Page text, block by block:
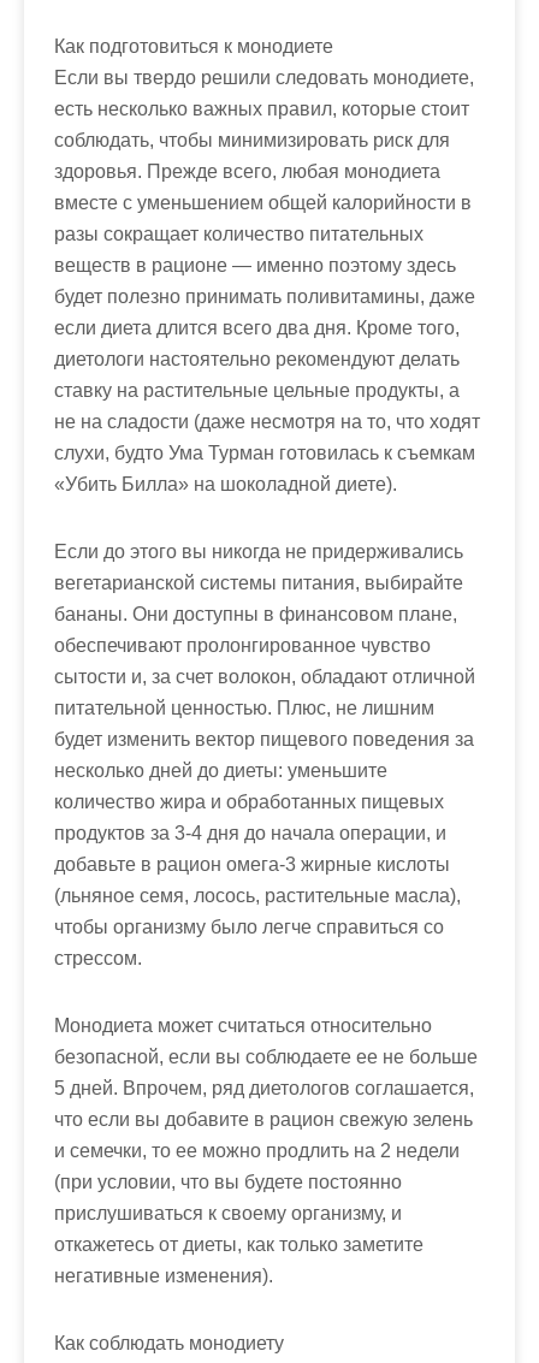
Как подготовиться к монодиете
Если вы твердо решили следовать монодиете,
есть несколько важных правил, которые стоит
соблюдать, чтобы минимизировать риск для
здоровья. Прежде всего, любая монодиета
вместе с уменьшением общей калорийности в
разы сокращает количество питательных
веществ в рационе — именно поэтому здесь
будет полезно принимать поливитамины, даже
если диета длится всего два дня. Кроме того,
диетологи настоятельно рекомендуют делать
ставку на растительные цельные продукты, а
не на сладости (даже несмотря на то, что ходят
слухи, будто Ума Турман готовилась к съемкам
«Убить Билла» на шоколадной диете).
Если до этого вы никогда не придерживались
вегетарианской системы питания, выбирайте
бананы. Они доступны в финансовом плане,
обеспечивают пролонгированное чувство
сытости и, за счет волокон, обладают отличной
питательной ценностью. Плюс, не лишним
будет изменить вектор пищевого поведения за
несколько дней до диеты: уменьшите
количество жира и обработанных пищевых
продуктов за 3-4 дня до начала операции, и
добавьте в рацион омега-3 жирные кислоты
(льняное семя, лосось, растительные масла),
чтобы организму было легче справиться со
стрессом.
Монодиета может считаться относительно
безопасной, если вы соблюдаете ее не больше
5 дней. Впрочем, ряд диетологов соглашается,
что если вы добавите в рацион свежую зелень
и семечки, то ее можно продлить на 2 недели
(при условии, что вы будете постоянно
прислушиваться к своему организму, и
откажетесь от диеты, как только заметите
негативные изменения).
Как соблюдать монодиету